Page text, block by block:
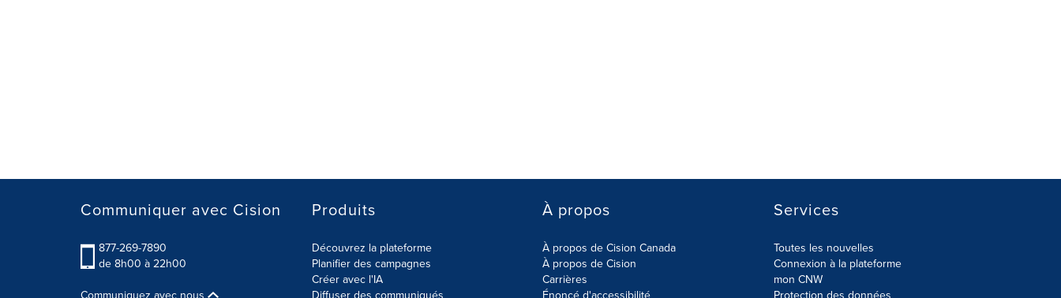
Communiquer avec Cision
877-269-7890
de 8h00 à 22h00
Produits
Découvrez la plateforme
Planifier des campagnes
Créer avec l'IA
À propos
À propos de Cision Canada
À propos de Cision
Carrières
Services
Toutes les nouvelles
Connexion à la plateforme
mon CNW